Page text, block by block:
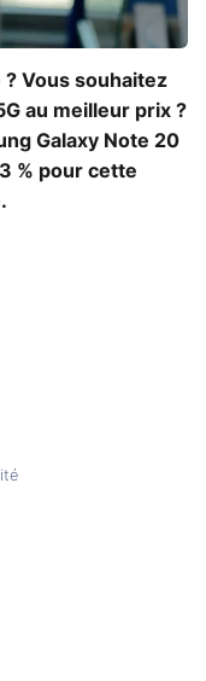
? Vous souhaitez
au meilleur prix ?
Galaxy Note 20
% pour cette